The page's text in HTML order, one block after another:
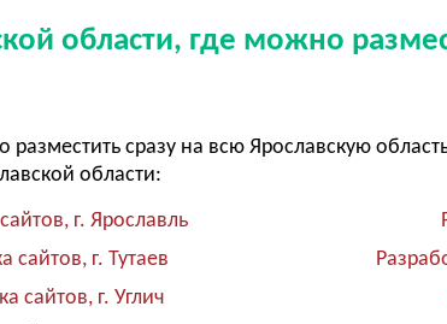
области, где можно
разместить сразу на всю Ярославскую
области:
г. Ярославль
сайтов, г. Тутаев
сайтов, г. Углич